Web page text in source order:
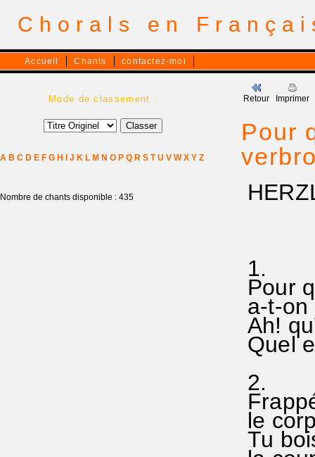
Chorals en
Accueil Chants contactez-moi
Mode de classement :
A B C D E F G H J K L M N O P Q R S T U V W X Y Z
Nombre de chants disponible : 435
Retour Imprimer
Pour
1.
Pour
a-t-
Ah!
Quel
2.
le
Tu